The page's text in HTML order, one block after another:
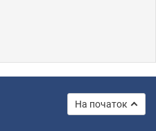
На початок